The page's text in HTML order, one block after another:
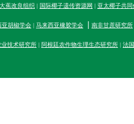
蕉改良组织 | 国际椰子遗传资源网 | 亚太椰子共同
亚胡椒学会| 马来西亚橡胶学会 南非甘蔗研究所
技术研究所| 阿根廷农作物生理生态研究所| 法